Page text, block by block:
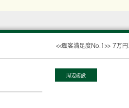
<<顧客満足度No.1>> 7万円
周辺施設